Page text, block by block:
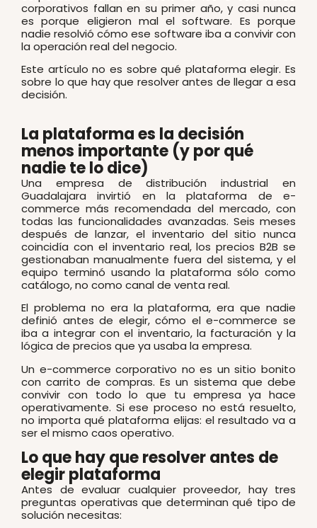
corporativos fallan en su primer año, y casi nunca
es porque eligieron mal el software. Es porque
nadie resolvió cómo ese software iba a convivir con
la operación real del negocio.
Este artículo no es sobre qué plataforma elegir. Es
sobre lo que hay que resolver antes de llegar a esa
decisión.
La plataforma es la decisión
menos importante (y por qué
nadie te lo dice)
Una empresa de distribución industrial en
Guadalajara invirtió en la plataforma de e-
commerce más recomendada del mercado, con
todas las funcionalidades avanzadas. Seis meses
después de lanzar, el inventario del sitio nunca
coincidía con el inventario real, los precios B2B se
gestionaban manualmente fuera del sistema, y el
equipo terminó usando la plataforma sólo como
catálogo, no como canal de venta real.
El problema no era la plataforma, era que nadie
definió antes de elegir, cómo el e-commerce se
iba a integrar con el inventario, la facturación y la
lógica de precios que ya usaba la empresa.
Un e-commerce corporativo no es un sitio bonito
con carrito de compras. Es un sistema que debe
convivir con todo lo que tu empresa ya hace
operativamente. Si ese proceso no está resuelto,
no importa qué plataforma elijas: el resultado va a
ser el mismo caos operativo.
Lo que hay que resolver antes de
elegir plataforma
Antes de evaluar cualquier proveedor, hay tres
preguntas operativas que determinan qué tipo de
solución necesitas: